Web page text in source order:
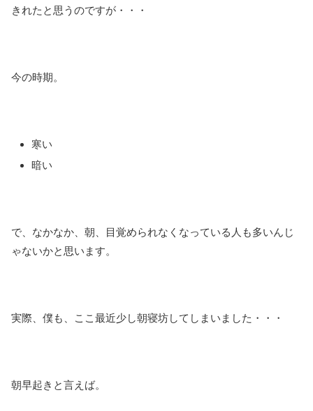
きれたと思うのですが・・・
今の時期。
寒い
暗い
で、なかなか、朝、目覚められなくなっている人も多いんじ
ゃないかと思います。
実際、僕も、ここ最近少し朝寝坊してしまいました・・・
朝早起きと言えば。